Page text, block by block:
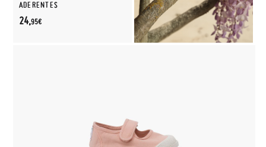
ADERENTES
24,95€